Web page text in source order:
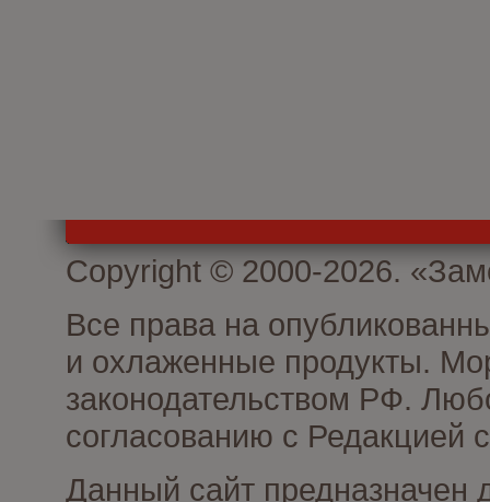
Copyright © 2000-2026.
Все права на
и охлаженные продукты.
законодательством РФ.
согласованию с Редакцией
Данный сайт предназначен